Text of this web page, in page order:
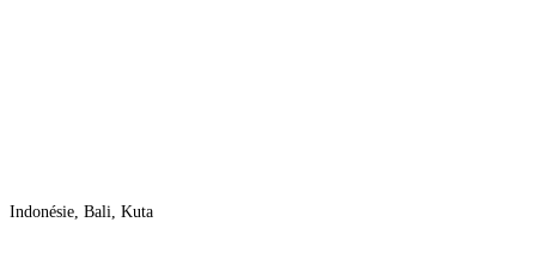
Indonésie, Bali, Kuta